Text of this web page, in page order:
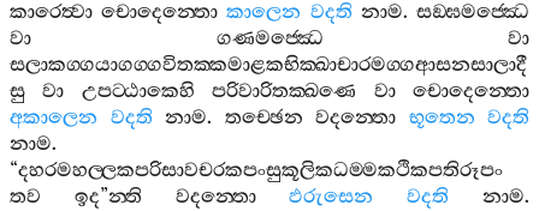
කාරෙත්‍වා චොදෙන‍්තො කාලෙන වදති නාම.සඞ‍්ඝමජ‍්ඣෙ
වා
ගණමජ‍්ඣෙ
වා
සලාකග‍්ගයාගග‍්ගවිතක‍්කමාළකභික‍්ඛාචාරමග‍්ගආසනසාලාදී
සු
වා උපට‍්ඨාකෙහි පරිවාරිතක‍්ඛණෙ වා
චොදෙන‍්තො
අකාලෙන
වදති නාම. තච‍්ඡෙන වදන‍්තො භූතෙන වදති
නාම.
“දහරමහල‍්ලකපරිසාවචරකපංසුකූලිකධම‍්මකථිකපතිරූපං
තව
ඉද”න‍්ති වදන‍්තො ඵරුසෙන වදති නාම.